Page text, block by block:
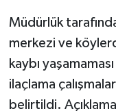
Müdürlük
merkezi ve
kaybı
ilaçlama
belirtildi.